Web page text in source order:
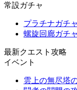
常設ガチャ
プラチナガチ
螺旋回廊ガチ
最新クエスト攻略
イベント
雲上の無尽塔